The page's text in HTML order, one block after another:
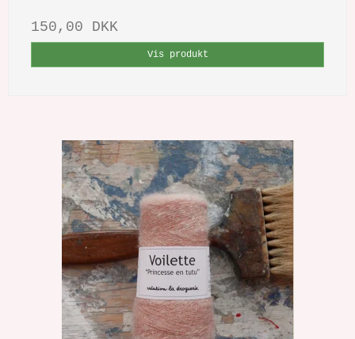
150,00 DKK
Vis produkt